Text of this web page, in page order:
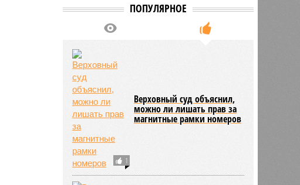
ПОПУЛЯРНОЕ
1
Верховный суд объяснил,
можно ли лишать прав за
магнитные рамки номеров